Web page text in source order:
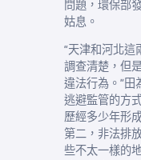
問題，環保部
姑息。
“天津和河北這
調查清楚，但
違法行為。”田
逃避監管的方
歷經多少年形
第二，非法排
些不太一樣的